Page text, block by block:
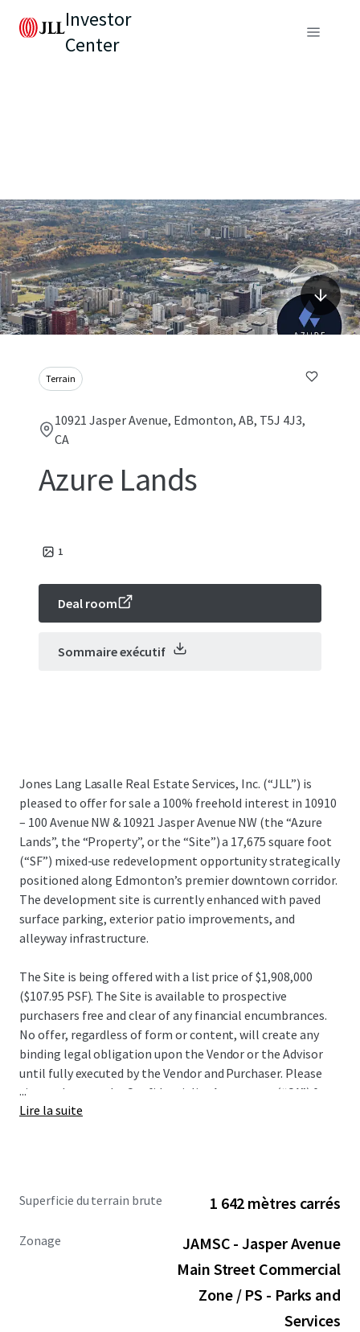
Investor
Center
Terrain
10921 Jasper Avenue, Edmonton, AB, T5J 4J3,
CA
Azure Lands
1
Deal room
Sommaire exécutif
Jones Lang Lasalle Real Estate Services, Inc. (“JLL”) is
pleased to offer for sale a 100% freehold interest in 10910
– 100 Avenue NW & 10921 Jasper Avenue NW (the “Azure
Lands”, the “Property”, or the “Site”) a 17,675 square foot
(“SF”) mixed-use redevelopment opportunity strategically
positioned along Edmonton’s premier downtown corridor.
The development site is currently enhanced with paved
surface parking, exterior patio improvements, and
alleyway infrastructure.
The Site is being offered with a list price of$1,908,000
($107.95 PSF). The Site is available to prospective
purchasers free and clear of any financial encumbrances.
No offer, regardless of form or content, will create any
binding legal obligation upon the Vendor or the Advisor
until fully executed by the Vendor and Purchaser. Please
sign and return the Confidentiality Agreement (“CA”) for
JLL Data Room Access. All Offers to Purchase will require a
to the Advisors below.
...
Lire la suite
Superficie du terrain brute 1 642 mètres carrés
Zonage
JAMSC - Jasper Avenue
Main Street Commercial
Zone / PS - Parks and
Services